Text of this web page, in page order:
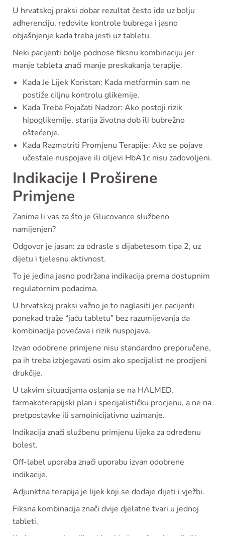
U hrvatskoj praksi dobar rezultat često ide uz bolju
adherenciju, redovite kontrole bubrega i jasno
objašnjenje kada treba jesti uz tabletu.
Neki pacijenti bolje podnose fiksnu kombinaciju jer
manje tableta znači manje preskakanja terapije.
Kada Je Lijek Koristan: Kada metformin sam ne
postiže ciljnu kontrolu glikemije.
Kada Treba Pojačati Nadzor: Ako postoji rizik
hipoglikemije, starija životna dob ili bubrežno
oštećenje.
Kada Razmotriti Promjenu Terapije: Ako se pojave
učestale nuspojave ili ciljevi HbA1c nisu zadovoljeni.
Indikacije I Proširene
Primjene
Zanima li vas za što je Glucovance službeno
namijenjen?
Odgovor je jasan: za odrasle s dijabetesom tipa 2, uz
dijetu i tjelesnu aktivnost.
To je jedina jasno podržana indikacija prema dostupnim
regulatornim podacima.
U hrvatskoj praksi važno je to naglasiti jer pacijenti
ponekad traže “jaču tabletu” bez razumijevanja da
kombinacija povećava i rizik nuspojava.
Izvan odobrene primjene nisu standardno preporučene,
pa ih treba izbjegavati osim ako specijalist ne procijeni
drukčije.
U takvim situacijama oslanja se na HALMED,
farmakoterapijski plan i specijalističku procjenu, a ne na
pretpostavke ili samoinicijativno uzimanje.
Indikacija znači službenu primjenu lijeka za određenu
bolest.
Off-label uporaba znači uporabu izvan odobrene
indikacije.
Adjunktna terapija je lijek koji se dodaje dijeti i vježbi.
Fiksna kombinacija znači dvije djelatne tvari u jednoj
tableti.